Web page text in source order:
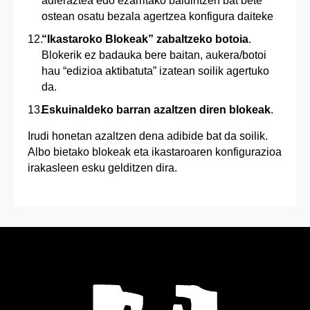
ostean osatu bezala agertzea konfigura daiteke
“Ikastaroko Blokeak” zabaltzeko botoia.
Blokerik ez badauka bere baitan, aukera/botoi
hau “edizioa aktibatuta” izatean soilik agertuko
da.
Eskuinaldeko barran azaltzen diren blokeak.
Irudi honetan azaltzen dena adibide bat da soilik.
Albo bietako blokeak eta ikastaroaren konfigurazioa
irakasleen esku gelditzen dira.